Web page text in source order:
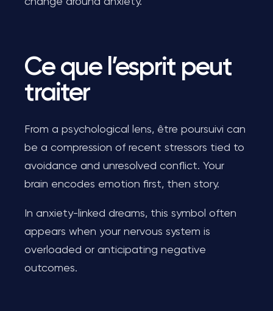
Ce que l’esprit peut
traiter
From a psychological lens, être poursuivi can
be a compression of recent stressors tied to
avoidance and unresolved conflict. Your
brain encodes emotion first, then story.
In anxiety-linked dreams, this symbol often
appears when your nervous system is
overloaded or anticipating negative
outcomes.